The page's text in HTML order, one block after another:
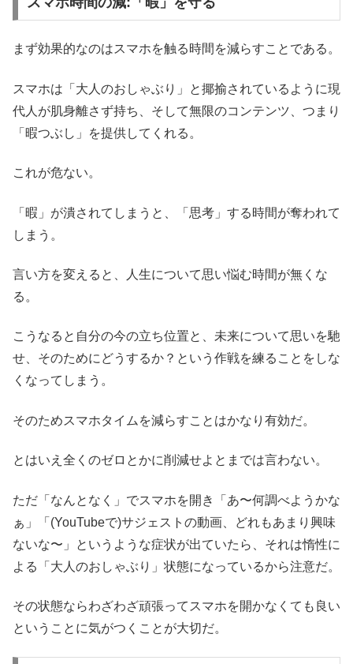
まず効果的なのはスマホを触る時間を減らすことである。
スマホは「大人のおしゃぶり」と揶揄されているように現
代人が肌身離さず持ち、そして無限のコンテンツ、つまり
「暇つぶし」を提供してくれる。
これが危ない。
「暇」が潰されてしまうと、「思考」する時間が奪われて
しまう。
言い方を変えると、人生について思い悩む時間が無くな
る。
こうなると自分の今の立ち位置と、未来について思いを馳
せ、そのためにどうするか？という作戦を練ることをしな
くなってしまう。
そのためスマホタイムを減らすことはかなり有効だ。
とはいえ全くのゼロとかに削減せよとまでは言わない。
ただ「なんとなく」でスマホを開き「あ〜何調べようかな
ぁ」「(YouTubeで)サジェストの動画、どれもあまり興味
ないな〜」というような症状が出ていたら、それは惰性に
よる「大人のおしゃぶり」状態になっているから注意だ。
その状態ならわざわざ頑張ってスマホを開かなくても良い
ということに気がつくことが大切だ。